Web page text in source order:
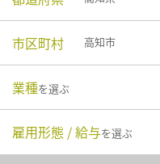
市区町村 高知市
業種を選ぶ
雇用形態 / 給与を選ぶ